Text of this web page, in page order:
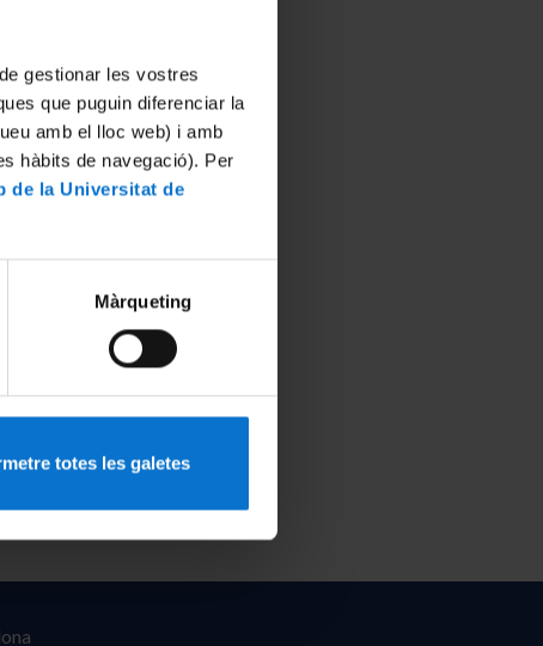
gestionar les vostres
que puguin diferenciar la
amb el lloc web) i amb
hàbits de navegació). Per
de la Universitat de
Màrqueting
totes les galetes